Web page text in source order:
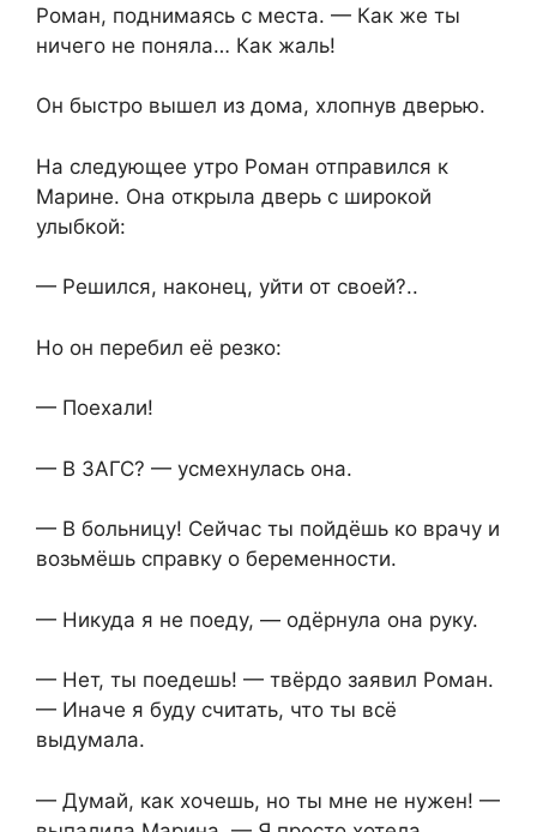
Роман, поднимаясь с места. — Как же ты
ничего не поняла… Как жаль!
Он быстро вышел из дома, хлопнув дверью.
На следующее утро Роман отправился к
Марине. Она открыла дверь с широкой
улыбкой:
— Решился, наконец, уйти от своей?..
Но он перебил её резко:
— Поехали!
— В ЗАГС? — усмехнулась она.
— В больницу! Сейчас ты пойдёшь ко врачу и
возьмёшь справку о беременности.
— Никуда я не поеду, — одёрнула она руку.
— Нет, ты поедешь! — твёрдо заявил Роман.
— Иначе я буду считать, что ты всё
выдумала.
— Думай, как хочешь, но ты мне не нужен! —